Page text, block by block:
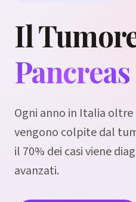
Il
Pancreas
Ogni anno in Italia oltre
vengono colpite dal
il 70% dei casi viene
avanzati.